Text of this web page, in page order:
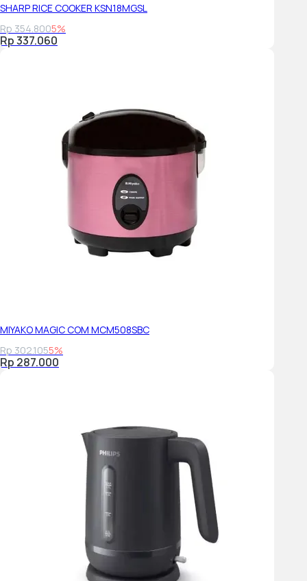
SHARP RICE COOKER KSN18MGSL
Rp 354.8005%
Rp 337.060
MIYAKO MAGIC COM MCM508SBC
Rp 302.1055%
Rp 287.000